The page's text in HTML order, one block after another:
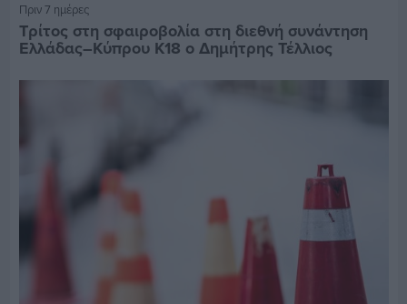
Πριν 7 ημέρες
Τρίτος στη σφαιροβολία στη διεθνή συνάντηση
Ελλάδας–Κύπρου Κ18 ο Δημήτρης Τέλλιος